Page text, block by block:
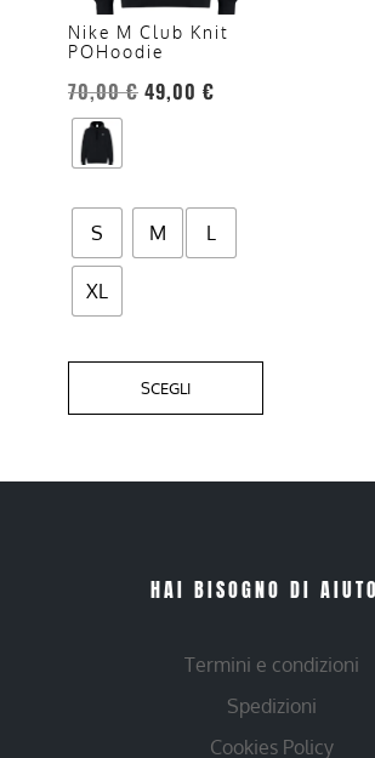
Nike M Club Knit
POHoodie
70,00€ 49,00 €
S M L
XL
SCEGLI
opzioni
possono
essere
scelte
nella
del
prodotto
HAI BISOGNO DI
Termini e condizioni
Spedizioni
Cookies Policy